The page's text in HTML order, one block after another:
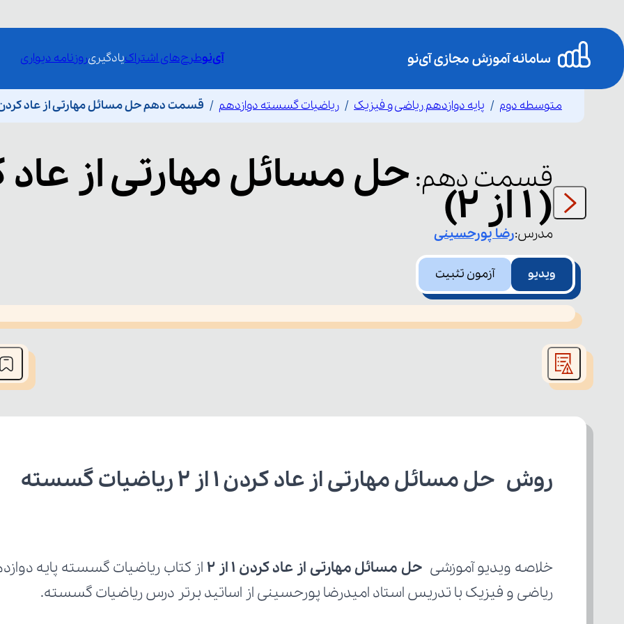
آی‌نوطرح‌های اشتراکیادگیریروزنامه دیواری
متوسطه دوم پایه دوازدهم ریاضی و فیزیک ریاضیات گسسته دوازدهم قسمت دهم حل مسائل مهارتی از عاد کردن ( ۱
قسمت دهم:حل مسائل مهارتی از عاد
( ۱ از ۲)
مدرس:رضاپورحسینی
ویدیو آزمون تثبیت
This
is
window.
روش حل مسائل مهارتی از عاد کردن ۱ از ۲ ریاضیات گسسته
خلاصه ویدیو آموزشی حل مسائل مهارتی از عاد کردن ۱ از ۲
ریاضی و فیزیک با تدریس استاد امیدرضا پورحسینی از اساتید برتر درس ریاضیات گسسته.